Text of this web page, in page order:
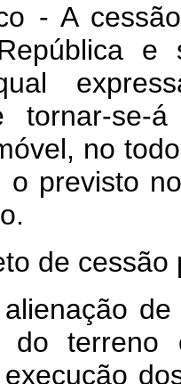
- A
e
tornar-se-
no
o previsto
de cessão
do terreno